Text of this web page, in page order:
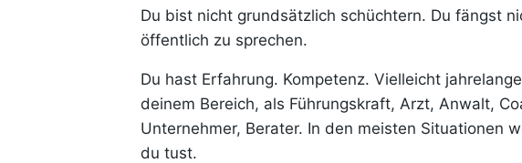
Du bist nicht grundsätzlich schüchtern. Du fängst
öffentlich zu sprechen.
Du hast Erfahrung. Kompetenz. Vielleicht
deinem Bereich, als Führungskraft, Arzt, Anwalt,
Unternehmer, Berater. In den meisten Situationen
du tust.